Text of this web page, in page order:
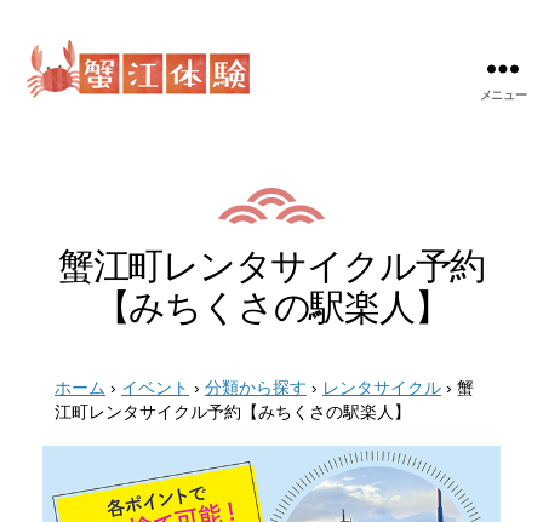
メニュー
蟹江町レンタサイクル予約
【みちくさの駅楽人】
ホーム › イベント › 分類から探す › レンタサイクル › 蟹
江町レンタサイクル予約【みちくさの駅楽人】